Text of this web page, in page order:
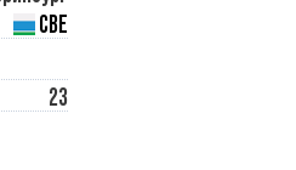
СВЕ
23